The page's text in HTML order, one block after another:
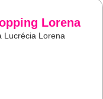
Lorena
Lucrécia Lorena